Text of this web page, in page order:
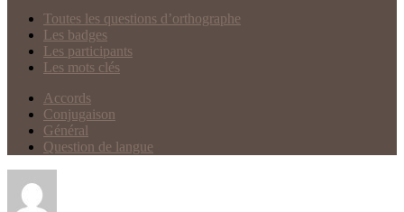
Toutes les questions d’orthographe
Les badges
Les participants
Les mots clés
Accords
Conjugaison
Général
Question de langue